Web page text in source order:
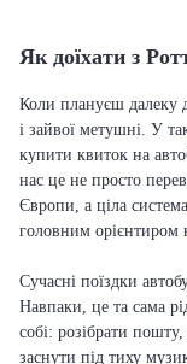
Як доїхати з
Коли плануєш далеку
і зайвої метушні. У
купити квиток на
нас це не просто
Європи, а ціла
головним орієнтиром
Сучасні поїздки
Навпаки, це та сама
собі: розібрати
заснути під тиху